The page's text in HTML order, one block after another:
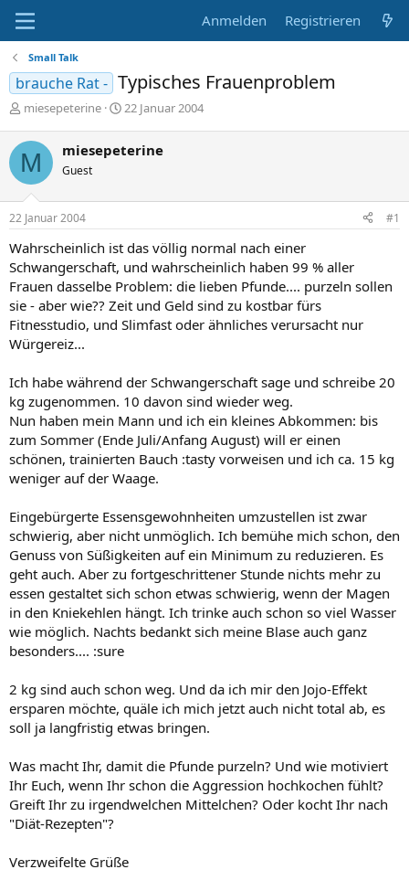
Anmelden Registrieren
Small Talk
brauche Rat - Typisches Frauenproblem
E
s
t
e
l
l
e
miesepeterine
E
t
l
m
22 Januar 2004
M miesepeterine
Guest
22 Januar 2004 #1
Wahrscheinlich ist das völlig normal nach einer
Schwangerschaft, und wahrscheinlich haben 99 % aller
Frauen dasselbe Problem: die lieben Pfunde.... purzeln sollen
sie - aber wie?? Zeit und Geld sind zu kostbar fürs
Fitnesstudio, und Slimfast oder ähnliches verursacht nur
Würgereiz...
Ich habe während der Schwangerschaft sage und schreibe 20
kg zugenommen. 10 davon sind wieder weg.
Nun haben mein Mann und ich ein kleines Abkommen: bis
zum Sommer (Ende Juli/Anfang August) will er einen
schönen, trainierten Bauch :tasty vorweisen und ich ca. 15 kg
weniger auf der Waage.
Eingebürgerte Essensgewohnheiten umzustellen ist zwar
schwierig, aber nicht unmöglich. Ich bemühe mich schon, den
Genuss von Süßigkeiten auf ein Minimum zu reduzieren. Es
geht auch. Aber zu fortgeschrittener Stunde nichts mehr zu
essen gestaltet sich schon etwas schwierig, wenn der Magen
in den Kniekehlen hängt. Ich trinke auch schon so viel Wasser
wie möglich. Nachts bedankt sich meine Blase auch ganz
besonders.... :sure
2 kg sind auch schon weg. Und da ich mir den Jojo-Effekt
ersparen möchte, quäle ich mich jetzt auch nicht total ab, es
soll ja langfristig etwas bringen.
Was macht Ihr, damit die Pfunde purzeln? Und wie motiviert
Ihr Euch, wenn Ihr schon die Aggression hochkochen fühlt?
Greift Ihr zu irgendwelchen Mittelchen? Oder kocht Ihr nach
"Diät-Rezepten"?
Verzweifelte Grüße